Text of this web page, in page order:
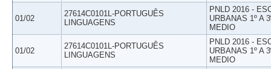
01/02
27614C0101L-PORTUGUÊS
LINGUAGENS
PNLD 2016 -
URBANAS 1º A
MEDIO
01/02
27614C0101L-PORTUGUÊS
LINGUAGENS
PNLD 2016 -
URBANAS 1º A
MEDIO